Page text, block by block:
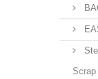
Scrap